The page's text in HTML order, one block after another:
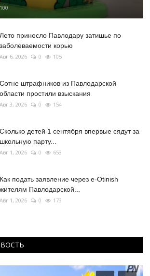
100
Лето принесло Павлодару затишье по
заболеваемости корью
Авг 6, 2026 0 105
Сотне штрафников из Павлодарской
области простили взыскания
Авг 3, 2026 0 154
Сколько детей 1 сентября впервые сядут за
школьную парту...
Авг 1, 2026 0 653
Как подать заявление через e-Otinish
жителям Павлодарской...
Авг 1, 2026 0 173